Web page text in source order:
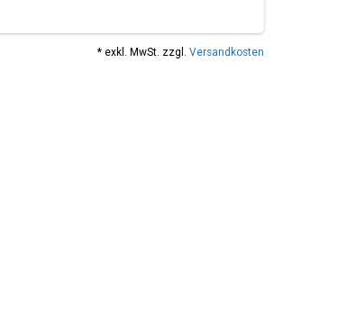
* exkl. MwSt. zzgl. Versandkosten